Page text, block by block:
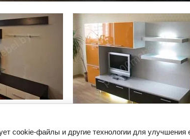
cookie-файлы и другие технологии для